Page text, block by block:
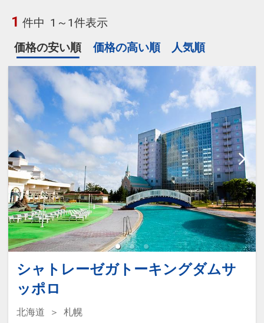
1 件中 1～1件表示
価格の安い順
価格の高い順 人気順
シャトレーゼガトーキングダムサ
ッポロ
北海道
札幌